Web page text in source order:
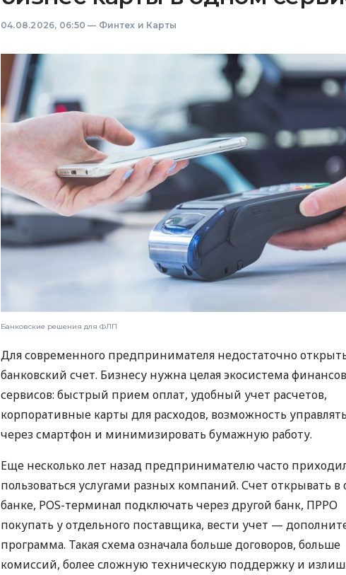
04.08.2026, 06:50 — Финтех и Карты
Банковские решения для ФЛП
Для современного предпринимателя недостаточно
банковский счет. Бизнесу нужна целая экосистема
сервисов: быстрый прием оплат, удобный учет расчетов,
корпоративные карты для расходов, возможность
через смартфон и минимизировать бумажную работу.
Еще несколько лет назад предпринимателю часто
пользоваться услугами разных компаний. Счет открывать
банке, POS-терминал подключать через другой банк, ПРРО
покупать у отдельного поставщика, вести учет —
программа. Такая схема означала больше договоров, больше
комиссий, более сложную техническую поддержку и